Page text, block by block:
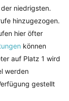
niedrigsten.
hinzugezogen.
hier öfter
können
auf Platz 1 wird
werden
gestellt